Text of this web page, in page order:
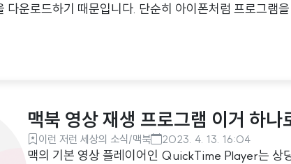
다운로드하기 때문입니다. 단순히 아이폰처럼 프로그램
니다. 그리고 휴지통 ..
맥북 영상 재생 프로그램 이거 하
이런 저런 세상의 소식/맥북 2023. 4. 13. 16:04
맥의 기본 영상 플레이어인 QuickTime Player는 상